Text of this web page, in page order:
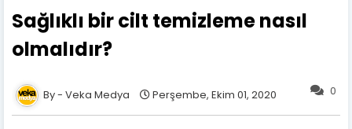
Sağlıklı bir cilt temizleme nasıl
olmalıdır?
0
Veka Medya Perşembe, Ekim 01, 2020